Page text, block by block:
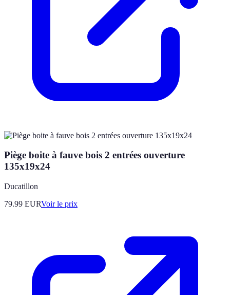
Piège boite à fauve bois 2 entrées ouverture
135x19x24
Ducatillon
79.99 EURVoir le prix